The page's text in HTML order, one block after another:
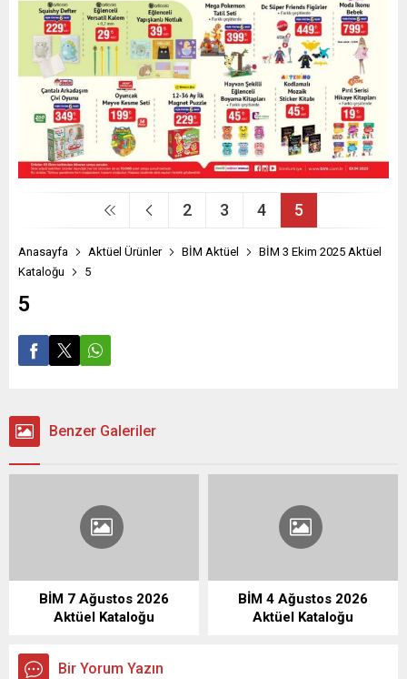
2 3 4 5
Anasayfa Aktüel Ürünler BİM Aktüel
BİM 3 Ekim 2025 Aktüel
Kataloğu
5
5
Benzer Galeriler
BİM 7 Ağustos 2026
Aktüel Kataloğu
BİM 4 Ağustos 2026
Aktüel Kataloğu
Bir Yorum Yazın